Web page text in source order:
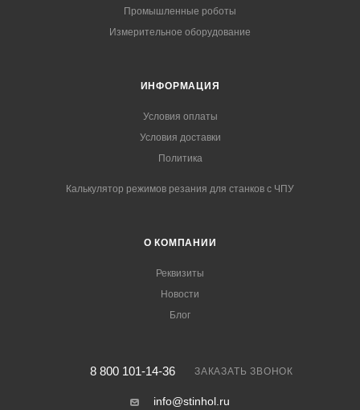
Промышленные роботы
Измерительное оборудование
ИНФОРМАЦИЯ
Условия оплаты
Условия доставки
Политика
Калькулятор режимов резания для станков с ЧПУ
О КОМПАНИИ
Реквизиты
Новости
Блог
8 800 101-14-36 ЗАКАЗАТЬ ЗВОНОК
info@stinhol.ru